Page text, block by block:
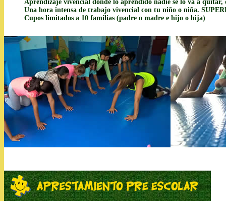
Aprendizaje vivencial donde lo aprendido nadie se lo va a
Una hora intensa de trabajo vivencial con tu niño o niña.
Cupos limitados a 10 familias (padre o madre e hijo o hija)